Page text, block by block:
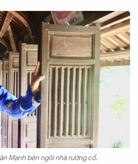
Mạnh bên ngôi nhà rường cổ.